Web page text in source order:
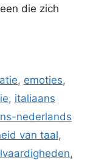
die zich
, emoties,
, italiaans
nederlands
van taal,
,